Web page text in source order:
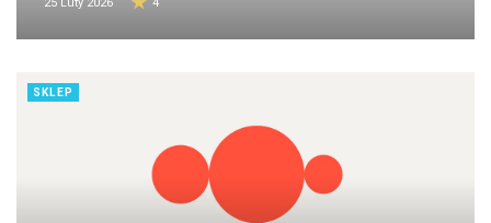
25 Luty 2026 4
SKLEP